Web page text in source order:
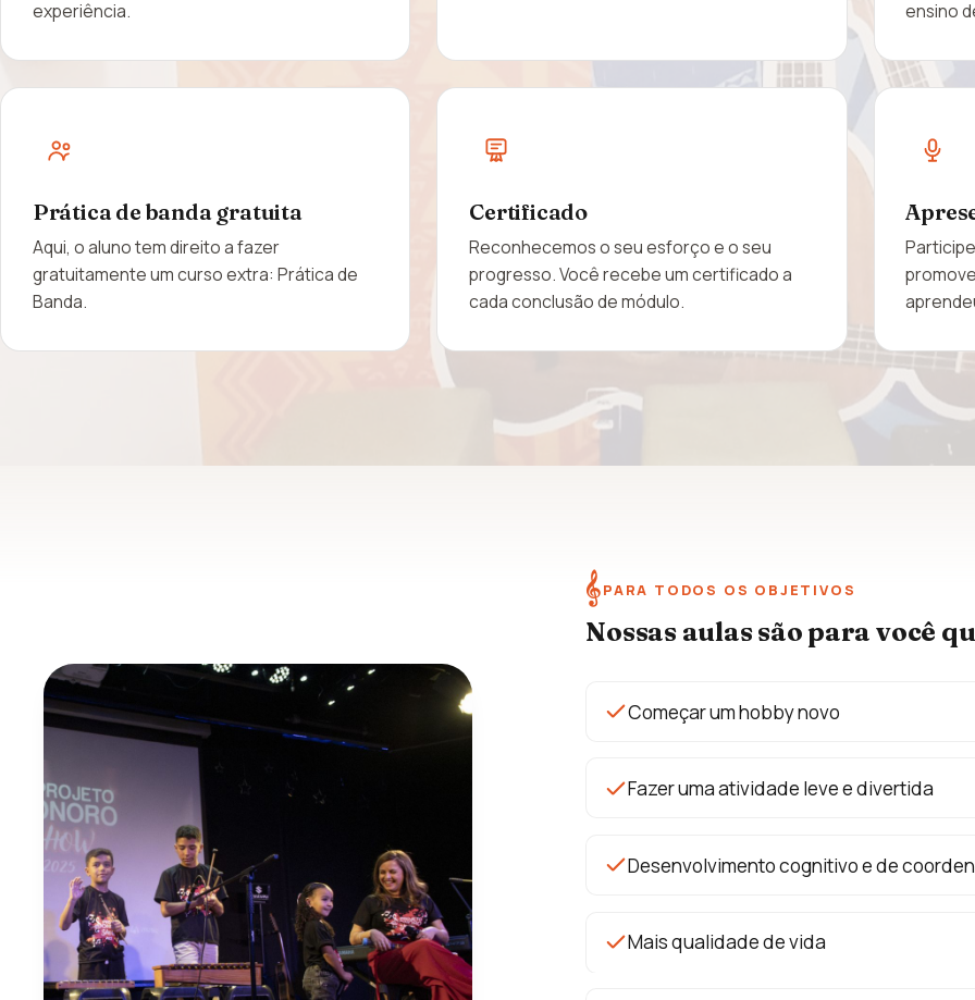
experiência.
ensino
Prática de banda gratuita
Aqui, o aluno tem direito a fazer
gratuitamente um curso extra: Prática de
Banda.
Certificado
Reconhecemos o seu esforço e o seu
progresso. Você recebe um certificado a
cada conclusão de módulo.
𝄞PARA TODOS OS OBJETIVOS
Nossas aulas são para você
Começar um hobby novo
Fazer uma atividade leve e divertida
Desenvolvimento cognitivo e de
Mais qualidade de vida